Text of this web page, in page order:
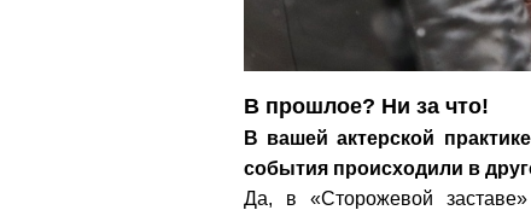
В прошлое? Ни за что!
В вашей актерской
события происходили в
Да, в «Сторожевой